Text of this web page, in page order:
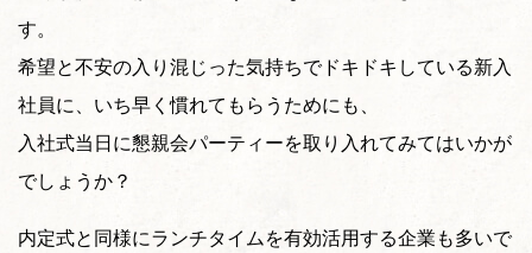
す。
希望と不安の入り混じった気持ちでドキドキしている新入
社員に、いち早く慣れてもらうためにも、
入社式当日に懇親会パーティーを取り入れてみてはいかが
でしょうか？
内定式と同様にランチタイムを有効活用する企業も多いで